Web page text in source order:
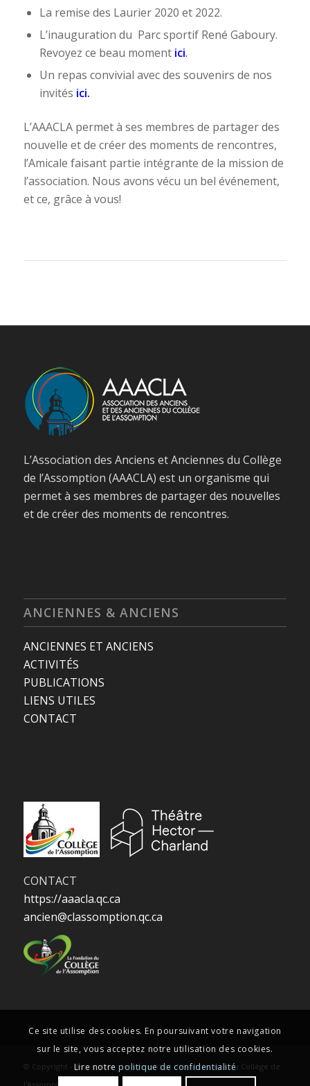
La remise des Laurier 2020 et 2022.
L’inauguration du Parc sportif René Gaboury.
Revoyez ce beau moment ici.
Un repas convivial avec des souvenirs de nos
invités ici.
L’AAACLA permet à ses membres de partager des
nouvelle et de créer des moments de rencontres,
l’Amicale faisant partie intégrante de la mission de
l’association. Nous avons vécu un bel événement,
et ce, grâce à vous!
L’Association des Anciens et Anciennes du Collège
de l’Assomption (AAACLA) est un organisme qui
permet à ses membres de partager des nouvelles
et de créer des moments de rencontres.
ANCIENNES & ANCIENS
ANCIENNES ET ANCIENS
ACTIVITÉS
PUBLICATIONS
LIENS UTILES
CONTACT
CONTACT
https://aaacla.qc.ca
ancien@classomption.qc.ca
© Copyright - Association des anciens et des anciennes du Collège de
Ce site utilise des cookies. En poursuivant votre navigation
sur le site, vous acceptez notre utilisation des cookies.
Lire notre politique de confidentialité